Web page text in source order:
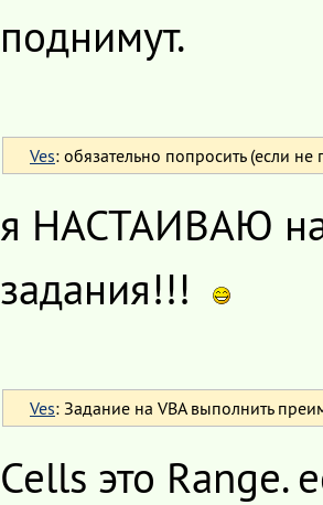
поднимут.
Ves: обязательно попросить (если не
я НАСТАИВАЮ на
задания!!!
Ves: Задание на VBA выполнить
Cells это Range.